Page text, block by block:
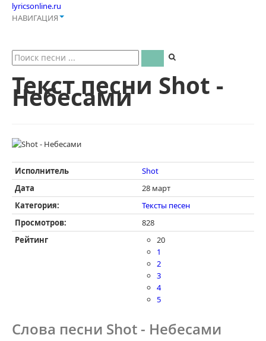
lyricsonline.ru
НАВИГАЦИЯ
Текст песни Shot -
Небесами
Исполнитель
Shot
Дата
28 март
Категория:
Тексты песен
Просмотров:
828
Рейтинг
20
1
2
3
4
5
Слова песни Shot - Небесами